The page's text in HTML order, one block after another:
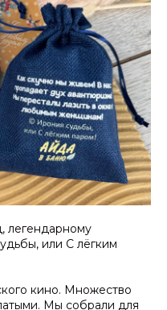
легендарному
или С лёгким
кино. Множество
Мы собрали для